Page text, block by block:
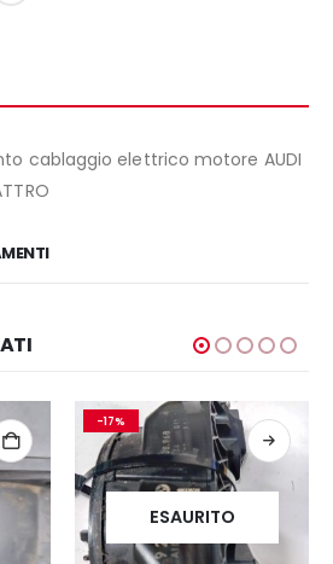
cablaggio elettrico motore AUDI
-17%
ESAURITO